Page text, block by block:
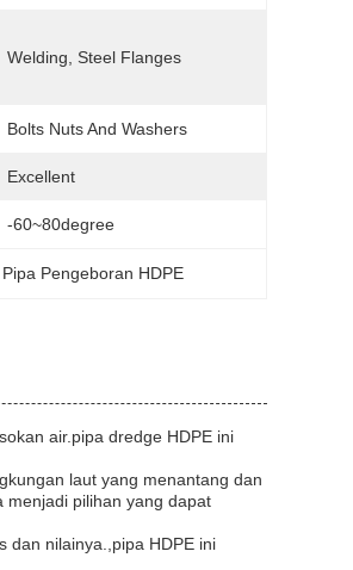
Welding, Steel Flanges
Bolts Nuts And Washers
Excellent
-60~80degree
Pipa Pengeboran HDPE
air.pipa dredge HDPE ini
laut yang menantang dan
menjadi pilihan yang dapat
dan nilainya.,pipa HDPE ini